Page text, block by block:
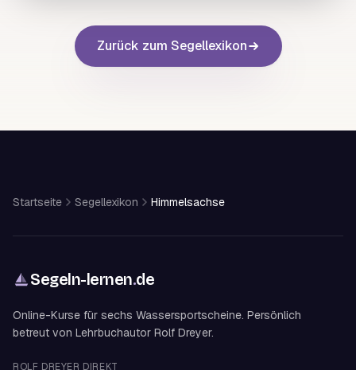
Zurück zum Segellexikon
Startseite Segellexikon Himmelsachse
Segeln-lernen.de
Online-Kurse für sechs Wassersportscheine. Persönlich
betreut von Lehrbuchautor Rolf Dreyer.
ROLF DREYER DIREKT